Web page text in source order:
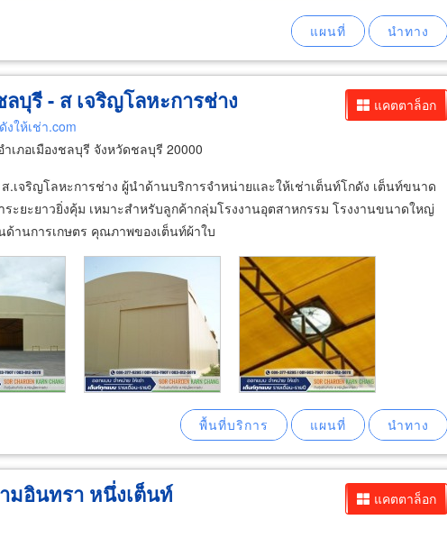
แคตตาล็อก
บุรี - ส เจริญโลหะการช่าง
งให้เช่า.com
เภอเมืองชลบุรี จังหวัดชลบุรี 20000
.เจริญโลหะการช่าง ผู้นำด้านบริการจำหน่ายและให้เช่าเต็นท์โกดัง เต็นท์ขนาด
ระยะยาวยิ่งคุ้ม เหมาะสำหรับลูกค้ากลุ่มโรงงานอุตสาหกรรม โรงงานขนาดใหญ่
านการเกษตร คุณภาพของเต็นท์ผ้าใบ
แคตตาล็อก
มอินทรา หนึ่งเต็นท์